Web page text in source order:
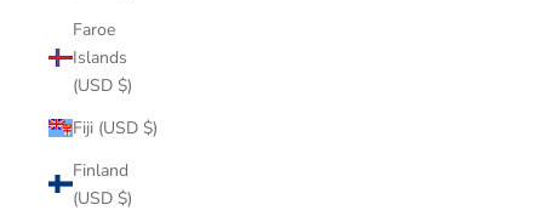
Faroe
Islands
(USD $)
Fiji (USD $)
Finland
(USD $)